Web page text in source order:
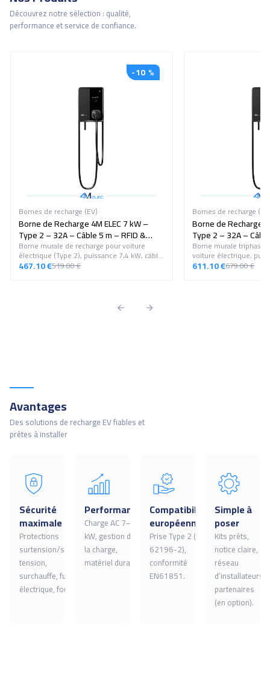
Découvrez notre sélection : qualité,
performance et service de confiance.
-10 %
Bornes de recharge (EV)
Borne de Recharge 4M ELEC 7 kW –
Type 2 – 32A – Câble 5 m – RFID &
Écran LCD
Borne murale de recharge pour voiture
électrique (Type 2), puissance 7,4 kW, câble
5 m, réglage du courant 8 à 32A, contrôle
467.10 €519.00 €
Bornes de recharge
Borne de Recharge
Type 2 – 32A –
Écran LCD – Triphasé
Borne murale
voiture électrique,
Type 2 de 5 m,
611.10 €679.00 €
Avantages
Des solutions de recharge EV fiables et
prêtes à installer
Sécurité
maximale
Protections
surtension/sous-
tension,
surchauffe, fuite
électrique, foudre.
Performance
Charge AC 7–22
kW, gestion de
la charge,
matériel durable.
Compatibilité
européenne
Prise Type 2 (IEC
62196-2),
conformité
EN61851.
Simple à
poser
Kits prêts,
notice claire,
réseau
d’installateurs
partenaires
(en option).